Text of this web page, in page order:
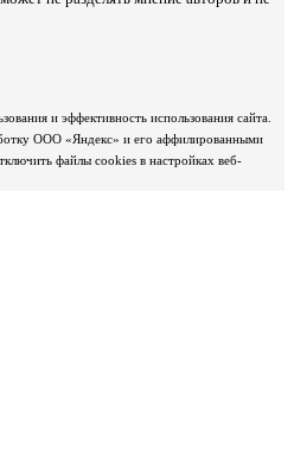
и эффективность использования сайта.
ООО «Яндекс» и его аффилированными
файлы cookies в настройках веб-